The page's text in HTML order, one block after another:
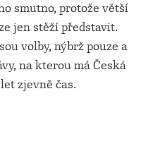
smutno, protože větší
jen stěží představit.
volby, nýbrž pouze a
na kterou má Česká
zjevně čas.